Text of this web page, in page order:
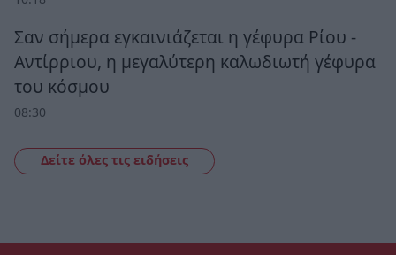
Σαν σήμερα εγκαινιάζεται η γέφυρα Ρίου -
Αντίρριου, η μεγαλύτερη καλωδιωτή γέφυρα
του κόσμου
08:30
Δείτε όλες τις ειδήσεις